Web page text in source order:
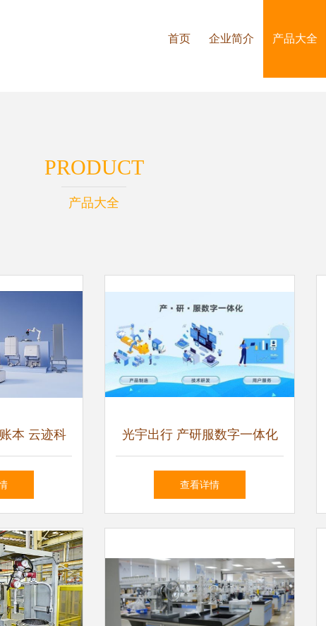
首页 企业简介 产品大全
PRODUCT
产品大全
本 云迹科
务机器人进
光宇出行 产研服数字一体化
模式，构筑新优势、升级新动
查看详情